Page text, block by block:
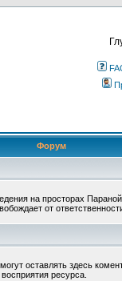
Форум
на просторах
от
оставлять здесь
ресурса.